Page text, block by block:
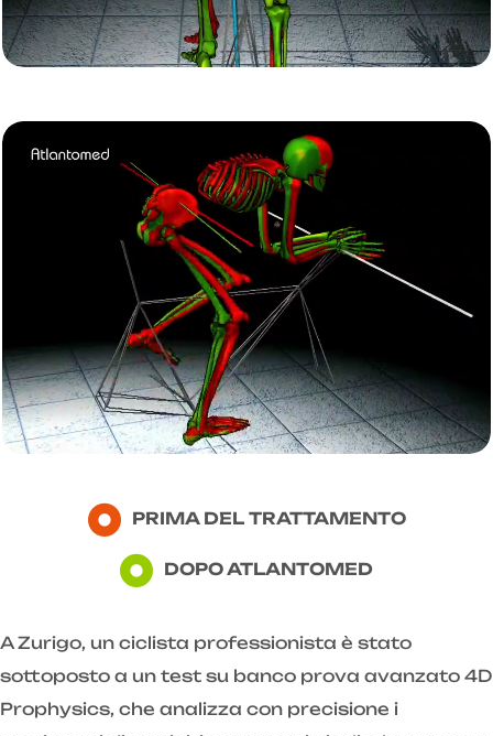
PRIMA DEL TRATTAMENTO
DOPO ATLANTOMED
A Zurigo, un ciclista professionista è stato
sottoposto a un test su banco prova avanzato 4D
Prophysics, che analizza con precisione i